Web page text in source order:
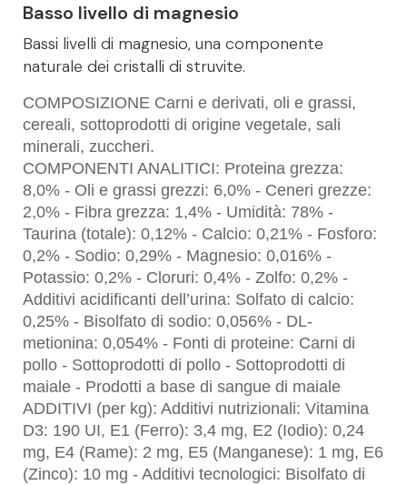
Basso livello di magnesio
Bassi livelli di magnesio, una componente
naturale dei cristalli di struvite.
COMPOSIZIONE Carni e derivati, oli e grassi,
cereali, sottoprodotti di origine vegetale, sali
minerali, zuccheri.
COMPONENTI ANALITICI: Proteina grezza:
8,0% - Oli e grassi grezzi: 6,0% - Ceneri grezze:
2,0% - Fibra grezza: 1,4% - Umidità: 78% -
Taurina (totale): 0,12% - Calcio: 0,21% - Fosforo:
0,2% - Sodio: 0,29% - Magnesio: 0,016% -
Potassio: 0,2% - Cloruri: 0,4% - Zolfo: 0,2% -
Additivi acidificanti dell’urina: Solfato di calcio:
0,25% - Bisolfato di sodio: 0,056% - DL-
metionina: 0,054% - Fonti di proteine: Carni di
pollo - Sottoprodotti di pollo - Sottoprodotti di
maiale - Prodotti a base di sangue di maiale
ADDITIVI (per kg): Additivi nutrizionali: Vitamina
D3: 190 UI, E1 (Ferro): 3,4 mg, E2 (Iodio): 0,24
mg, E4 (Rame): 2 mg, E5 (Manganese): 1 mg, E6
(Zinco): 10 mg - Additivi tecnologici: Bisolfato di